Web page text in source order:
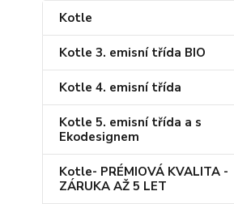
Kotle
Kotle 3. emisní třída BIO
Kotle 4. emisní třída
Kotle 5. emisní třída a s
Ekodesignem
Kotle- PRÉMIOVÁ KVALITA -
ZÁRUKA AŽ 5 LET